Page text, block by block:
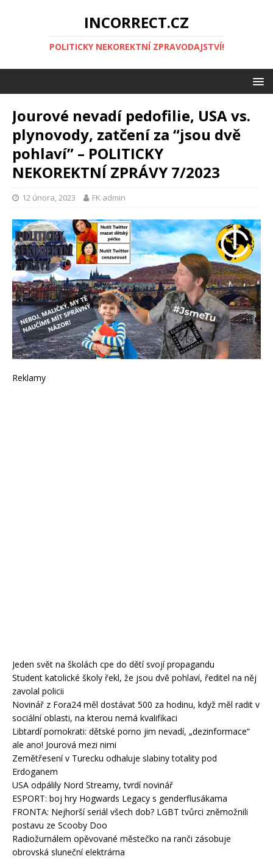
INCORRECT.CZ
POLITICKY NEKOREKTNÍ ZPRAVODAJSTVÍ!
Jourové nevadí pedofilie, USA vs.
plynovody, zatčení za “jsou dvě
pohlaví” – POLITICKY
NEKOREKTNÍ ZPRÁVY 7/2023
12 února, 2023 FK admin
Reklamy
Jeden svět na školách cpe do dětí svojí propagandu
Student katolické školy řekl, že jsou dvě pohlaví, ředitel na něj
zavolal policii
Novinář z Fora24 měl dostávat 500 za hodinu, když měl radit v
sociální oblasti, na kterou nemá kvalifikaci
Libtardí pornokrati: dětské porno jim nevadí, „dezinformace“
ale ano! Jourová mezi nimi
Zemětřesení v Turecku odhaluje slabiny totality pod
Erdoganem
USA odpálily Nord Streamy, tvrdí novinář
ESPORT: boj hry Hogwards Legacy s genderflusákama
FRONTA: Nejhorší seriál všech dob? LGBT tvůrci zněmožnili
postavu ze Scooby Doo
Radiožurnálem opěvované městečko na ranči zásobuje
obrovská sluneční elektrárna